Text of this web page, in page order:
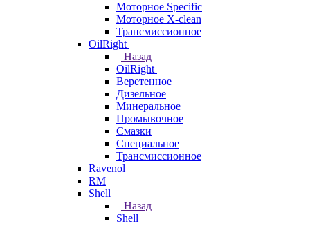
Моторное Specific
Моторное X-clean
Трансмиссионное
OilRight
Назад
OilRight
Веретенное
Дизельное
Минеральное
Промывочное
Смазки
Специальное
Трансмиссионное
Ravenol
RM
Shell
Назад
Shell